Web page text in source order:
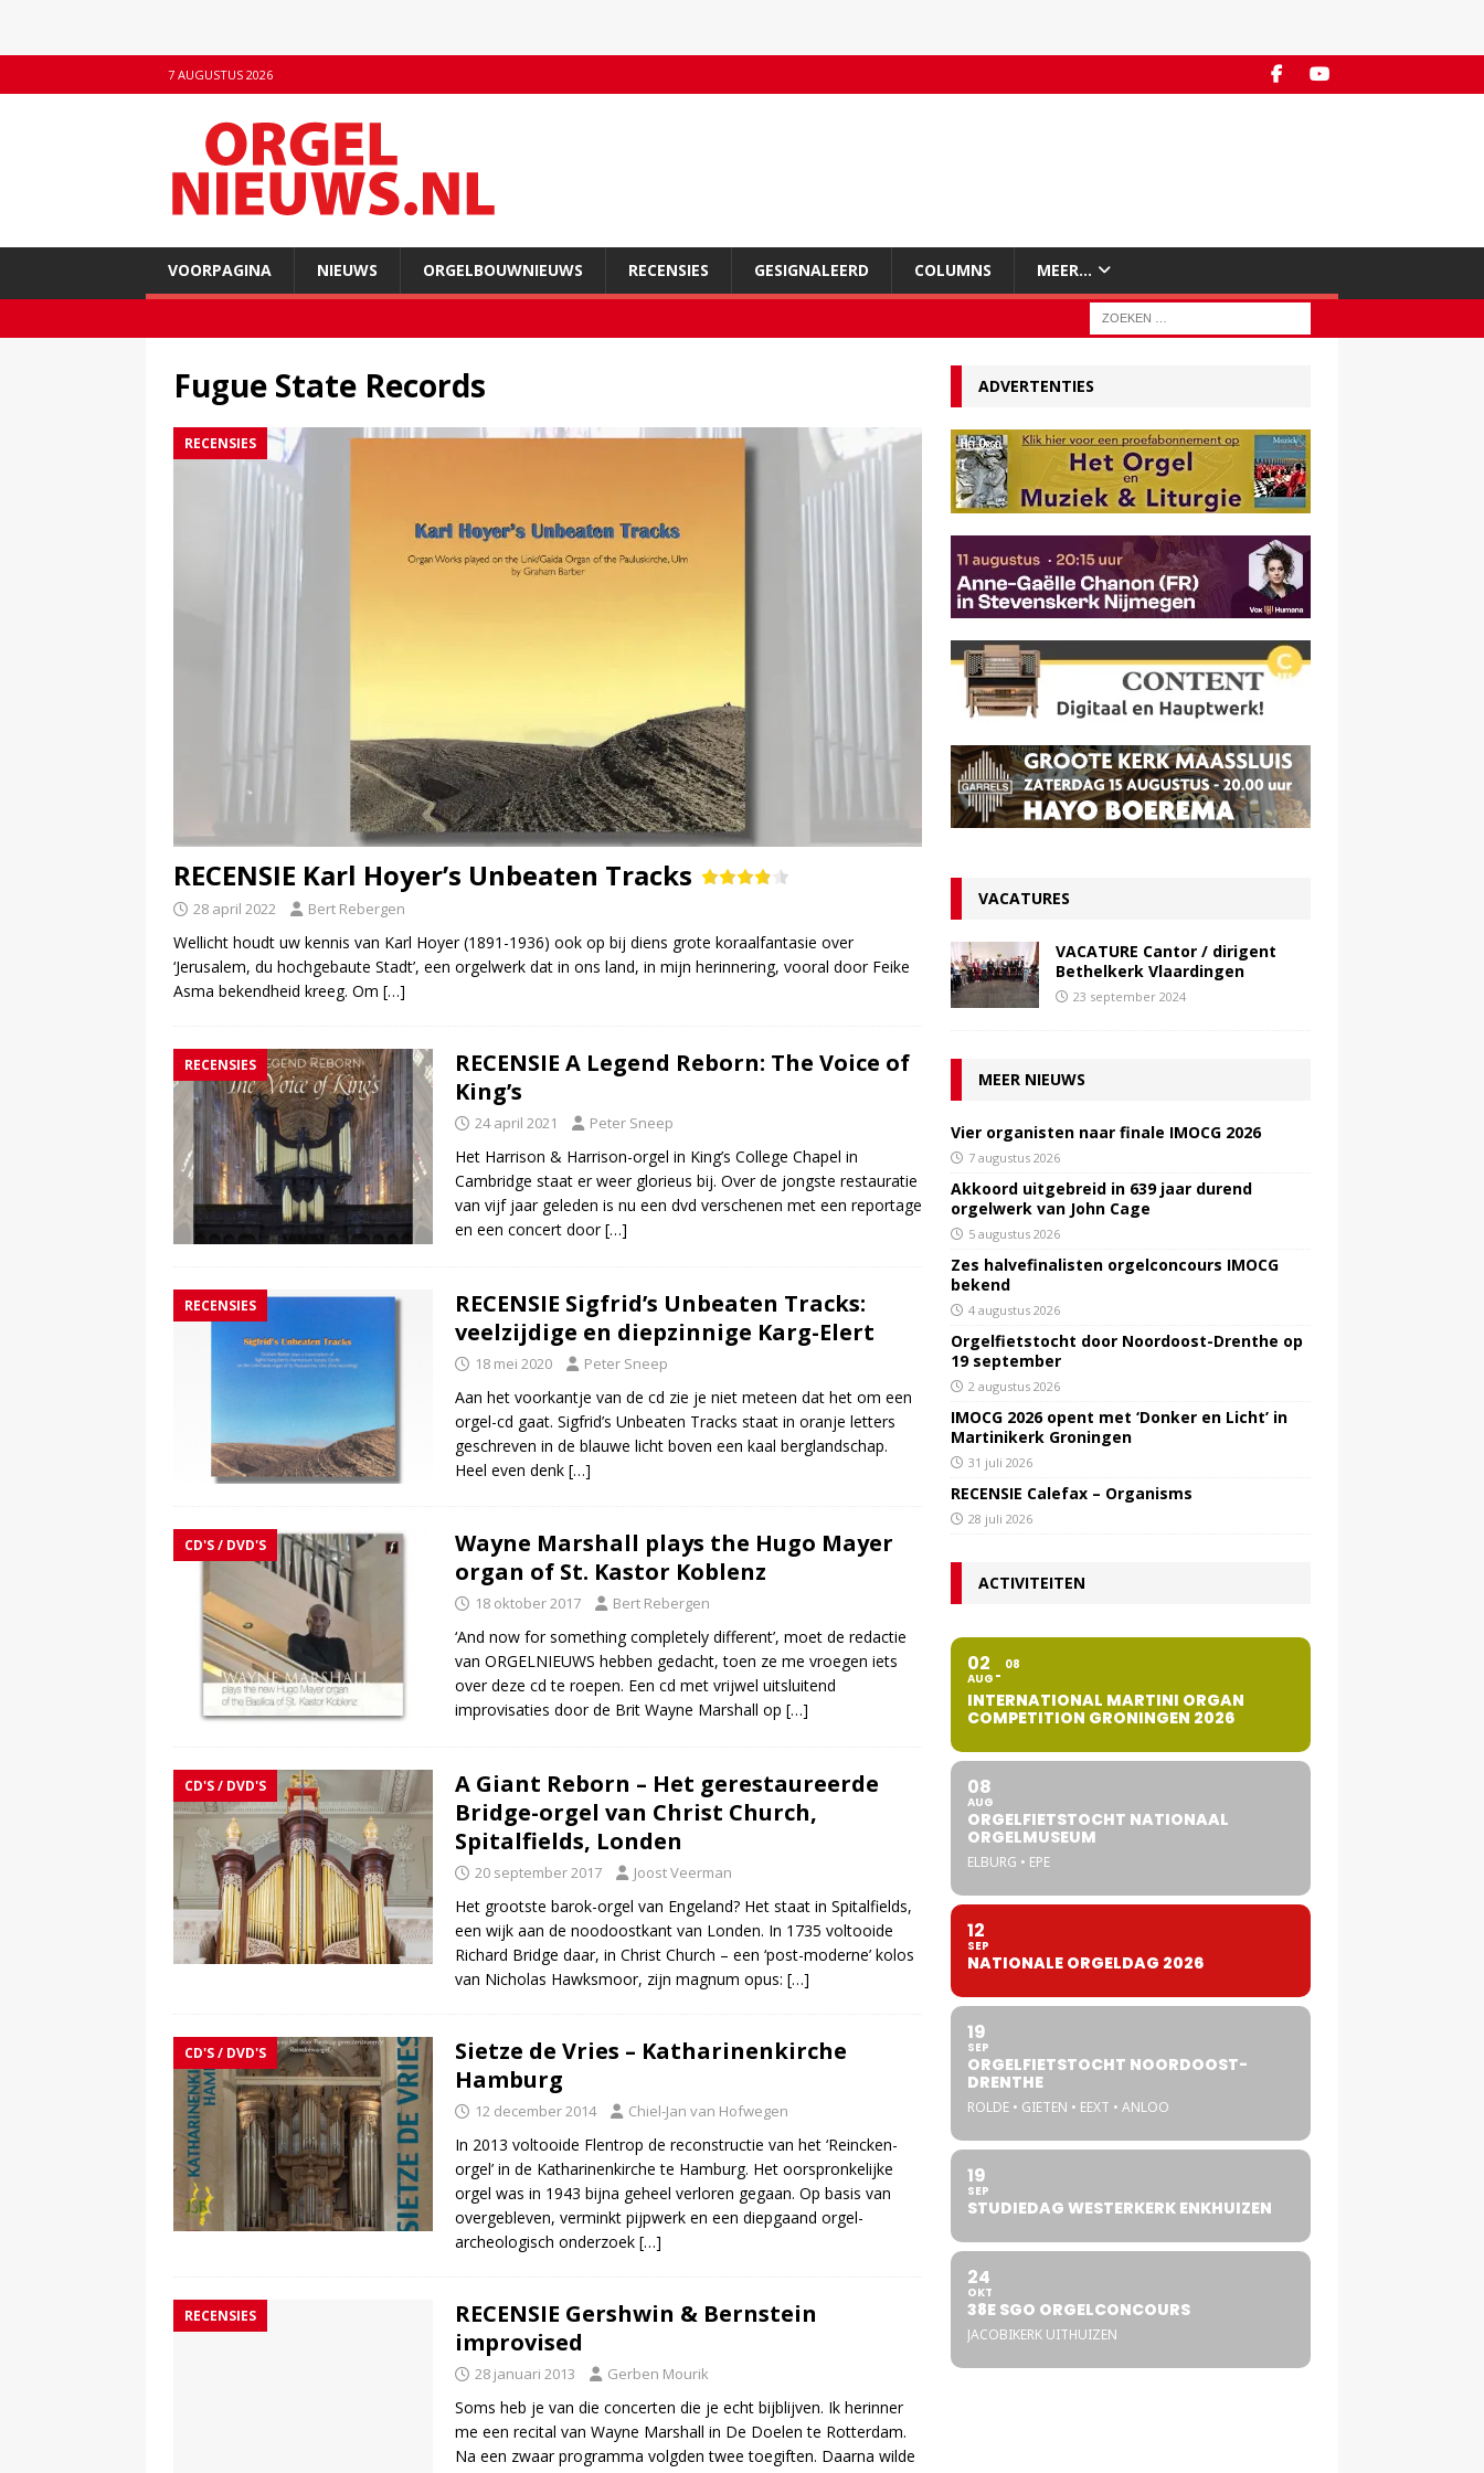
7 AUGUSTUS 2026
VOORPAGINA NIEUWS ORGELBOUWNIEUWS RECENSIES GESIGNALEERD COLUMNS MEER…
Fugue State Records
RECENSIES
RECENSIE Karl Hoyer’s Unbeaten Tracks
28 april 2022 Bert Rebergen
Wellicht houdt uw kennis van Karl Hoyer (1891-1936) ook op bij diens grote koraalfantasie over
‘Jerusalem, du hochgebaute Stadt’, een orgelwerk dat in ons land, in mijn herinnering, vooral door Feike
Asma bekendheid kreeg. Om […]
RECENSIES
RECENSIE A Legend Reborn: The Voice of
King’s
24 april 2021 Peter Sneep
Het Harrison & Harrison-orgel in King’s College Chapel in
Cambridge staat er weer glorieus bij. Over de jongste restauratie
van vijf jaar geleden is nu een dvd verschenen met een reportage
en een concert door[…]
RECENSIES
RECENSIE Sigfrid’s Unbeaten Tracks:
veelzijdige en diepzinnige Karg-Elert
18 mei 2020 Peter Sneep
Aan het voorkantje van de cd zie je niet meteen dat het om een
orgel-cd gaat. Sigfrid’s Unbeaten Tracks staat in oranje letters
geschreven in de blauwe licht boven een kaal berglandschap.
Heel even denk […]
CD'S / DVD'S
Wayne Marshall plays the Hugo Mayer
organ of St. Kastor Koblenz
18 oktober 2017 Bert Rebergen
‘And now for something completely different’, moet de redactie
van ORGELNIEUWS hebben gedacht, toen ze me vroegen iets
over deze cd te roepen. Een cd met vrijwel uitsluitend
improvisaties door de Brit Wayne Marshall op […]
CD'S / DVD'S
A Giant Reborn – Het gerestaureerde
Bridge-orgel van Christ Church,
Spitalfields, Londen
20 september 2017 Joost Veerman
Het grootste barok-orgel van Engeland? Het staat in Spitalfields,
een wijk aan de noodoostkant van Londen. In 1735 voltooide
Richard Bridge daar, in Christ Church – een ‘post-moderne’ kolos
van Nicholas Hawksmoor, zijn magnum opus: […]
CD'S / DVD'S
Sietze de Vries – Katharinenkirche
Hamburg
12 december 2014 Chiel-Jan van Hofwegen
In 2013 voltooide Flentrop de reconstructie van het ‘Reincken-
orgel’ in de Katharinenkirche te Hamburg. Het oorspronkelijke
orgel was in 1943 bijna geheel verloren gegaan. Op basis van
overgebleven, verminkt pijpwerk en een diepgaand orgel-
archeologisch onderzoek […]
RECENSIES
RECENSIE Gershwin & Bernstein
improvised
28 januari 2013 Gerben Mourik
Soms heb je van die concerten die je echt bijblijven. Ik herinner
me een recital van Wayne Marshall in De Doelen te Rotterdam.
Na een zwaar programma volgden twee toegiften. Daarna wilde
ADVERTENTIES
VACATURES
VACATURE Cantor / dirigent
Bethelkerk Vlaardingen
23 september 2024
MEER NIEUWS
Vier organisten naar finale IMOCG 2026
7 augustus 2026
Akkoord uitgebreid in 639 jaar durend
orgelwerk van John Cage
5 augustus 2026
Zes halvefinalisten orgelconcours IMOCG
bekend
4 augustus 2026
Orgelfietstocht door Noordoost-Drenthe op
19 september
2 augustus 2026
IMOCG 2026 opent met ‘Donker en Licht’ in
Martinikerk Groningen
31 juli 2026
RECENSIE Calefax – Organisms
28 juli 2026
ACTIVITEITEN
02
AUG
08
INTERNATIONAL MARTINI ORGAN
COMPETITION GRONINGEN 2026
08
AUG
ORGELFIETSTOCHT NATIONAAL
ORGELMUSEUM
ELBURG • EPE
12
SEP
NATIONALE ORGELDAG 2026
19
SEP
ORGELFIETSTOCHT NOORDOOST-
DRENTHE
ROLDE • GIETEN • EEXT • ANLOO
19
SEP
STUDIEDAG WESTERKERK ENKHUIZEN
24
OKT
38E SGO ORGELCONCOURS
JACOBIKERK UITHUIZEN